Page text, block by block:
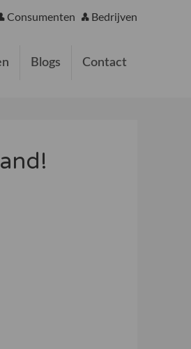
Consumenten Bedrijven
Blogs Contact